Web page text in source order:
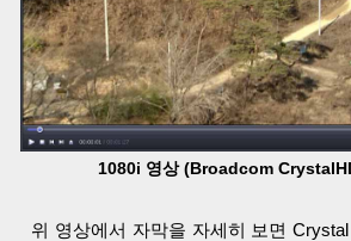
1080i 영상 (Broadcom
위 영상에서 자막을 자세히 보면